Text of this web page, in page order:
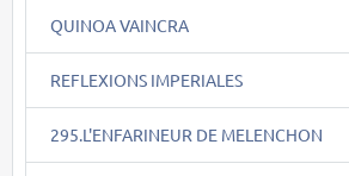
QUINOA VAINCRA
REFLEXIONS IMPERIALES
295.L'ENFARINEUR DE MELENCHON